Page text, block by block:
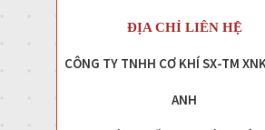
ĐỊA CHỈ LIÊN HỆ
CÔNG TY TNHH CƠ KHÍ SX-TM
ANH